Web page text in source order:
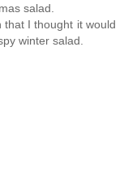
salad.
I thought it would
winter salad.